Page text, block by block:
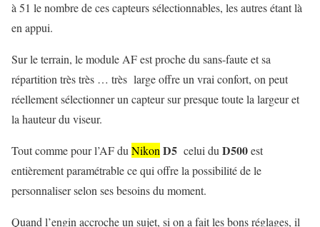
à 51 le nombre de ces capteurs sélectionnables, les autres étant là
en appui.
Sur le terrain, le module AF est proche du sans-faute et sa
répartition très très … très large offre un vrai confort, on peut
réellement sélectionner un capteur sur presque toute la largeur et
la hauteur du viseur.
Tout comme pour l’AF du Nikon D5 celui du D500est
entièrement paramétrable ce qui offre la possibilité de le
personnaliser selon ses besoins du moment.
Quand l’engin accroche un sujet, si on a fait les bons réglages, il